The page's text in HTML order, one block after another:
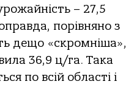
– 27,5
порівняно з
дещо «скромніша»,
36,9 ц/га. Така
по всій області і